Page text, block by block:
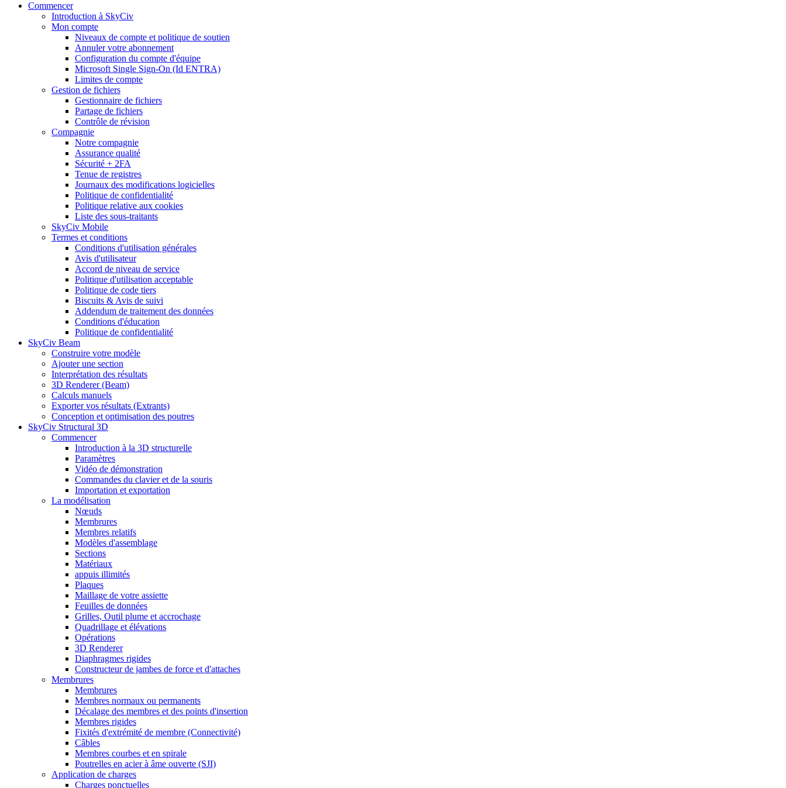
Commencer
Introduction à SkyCiv
Mon compte
Niveaux de compte et politique de soutien
Annuler votre abonnement
Configuration du compte d'équipe
Microsoft Single Sign-On (Id ENTRA)
Limites de compte
Gestion de fichiers
Gestionnaire de fichiers
Partage de fichiers
Contrôle de révision
Compagnie
Notre compagnie
Assurance qualité
Sécurité + 2FA
Tenue de registres
Journaux des modifications logicielles
Politique de confidentialité
Politique relative aux cookies
Liste des sous-traitants
SkyCiv Mobile
Termes et conditions
Conditions d'utilisation générales
Avis d'utilisateur
Accord de niveau de service
Politique d'utilisation acceptable
Politique de code tiers
Biscuits & Avis de suivi
Addendum de traitement des données
Conditions d'éducation
Politique de confidentialité
SkyCiv Beam
Construire votre modèle
Ajouter une section
Interprétation des résultats
3D Renderer (Beam)
Calculs manuels
Exporter vos résultats (Extrants)
Conception et optimisation des poutres
SkyCiv Structural 3D
Commencer
Introduction à la 3D structurelle
Paramètres
Vidéo de démonstration
Commandes du clavier et de la souris
Importation et exportation
La modélisation
Nœuds
Membrures
Membres relatifs
Modèles d'assemblage
Sections
Matériaux
appuis illimités
Plaques
Maillage de votre assiette
Feuilles de données
Grilles, Outil plume et accrochage
Quadrillage et élévations
Opérations
3D Renderer
Diaphragmes rigides
Constructeur de jambes de force et d'attaches
Membrures
Membrures
Membres normaux ou permanents
Décalage des membres et des points d'insertion
Membres rigides
Fixités d'extrémité de membre (Connectivité)
Câbles
Membres courbes et en spirale
Poutrelles en acier à âme ouverte (SJI)
Application de charges
Charges ponctuelles